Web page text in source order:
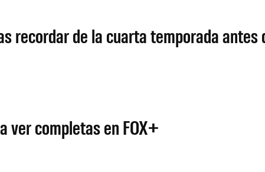
recordar de la cuarta temporada
ver completas en FOX+